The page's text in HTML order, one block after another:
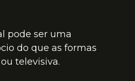
pode ser uma
do que as formas
televisiva.